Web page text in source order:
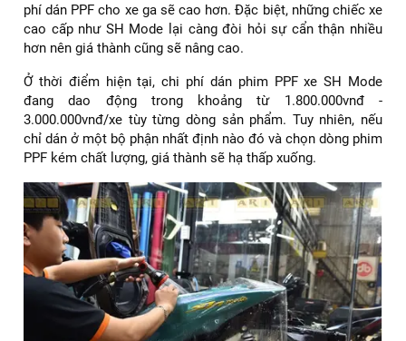
phí dán PPF cho xe ga sẽ cao hơn. Đặc biệt, những chiếc xe
cao cấp như SH Mode lại càng đòi hỏi sự cẩn thận nhiều
hơn nên giá thành cũng sẽ nâng cao.
Ở thời điểm hiện tại, chi phí dán phim PPF xe SH Mode
đang dao động trong khoảng từ 1.800.000vnđ -
3.000.000vnđ/xe tùy từng dòng sản phẩm. Tuy nhiên, nếu
chỉ dán ở một bộ phận nhất định nào đó và chọn dòng phim
PPF kém chất lượng, giá thành sẽ hạ thấp xuống.